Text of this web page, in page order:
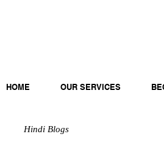
HOME OUR SERVICES
Hindi Blogs